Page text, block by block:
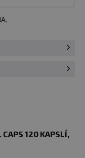
CAPS 120 KAPSLÍ,